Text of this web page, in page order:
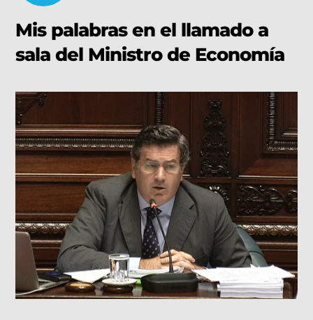
Mis palabras en el llamado a
sala del Ministro de Economía